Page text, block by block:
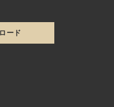
ード